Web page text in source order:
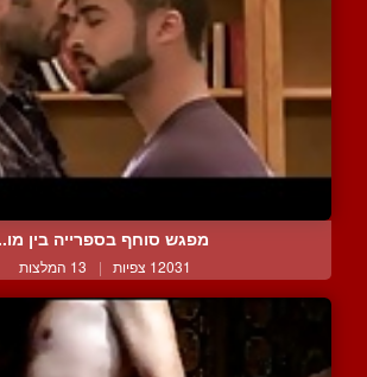
מפגש סוחף בספרייה בין
12031 צפיות | 13 המלצות